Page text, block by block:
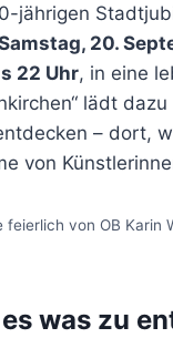
jährigen
20.
22 Uhr, in eine
lädt
– dort,
von
feierlich von OB
was zu